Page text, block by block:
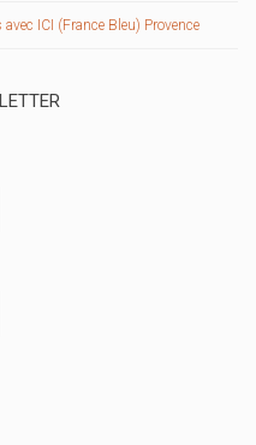
ICI (France Bleu) Provence